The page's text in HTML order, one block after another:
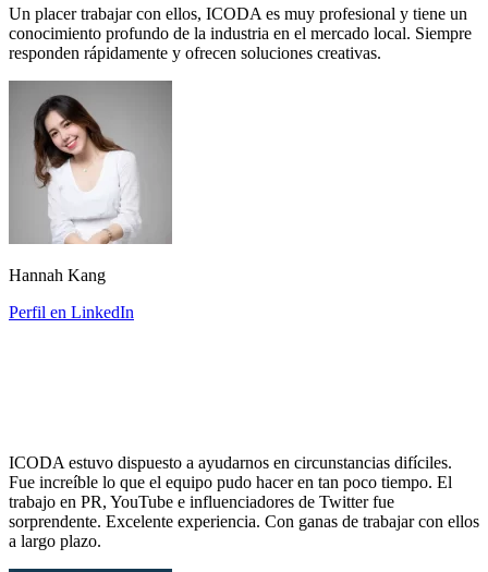
Un placer trabajar con ellos, ICODA es muy profesional y tiene un
conocimiento profundo de la industria en el mercado local. Siempre
responden rápidamente y ofrecen soluciones creativas.
Hannah Kang
Perfil en LinkedIn
ICODA estuvo dispuesto a ayudarnos en circunstancias difíciles.
Fue increíble lo que el equipo pudo hacer en tan poco tiempo. El
trabajo en PR, YouTube e influenciadores de Twitter fue
sorprendente. Excelente experiencia. Con ganas de trabajar con ellos
a largo plazo.